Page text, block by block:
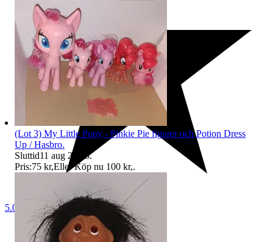
5.0
(Lot 3) My Little Pony - Pinkie Pie figurer och Potion Dress
Up / Hasbro.
Sluttid11 aug 20:45.
Pris:75 kr,Eller Köp nu 100 kr,.